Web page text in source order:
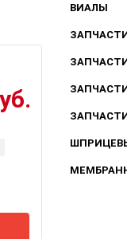
ВИАЛЫ
ЗАПЧАСТИ